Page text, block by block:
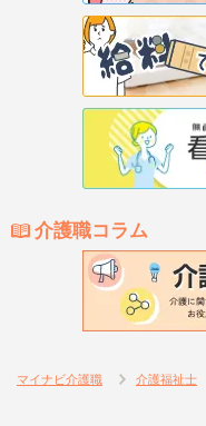
介護職コラム
マイナビ介護職 介護福祉士